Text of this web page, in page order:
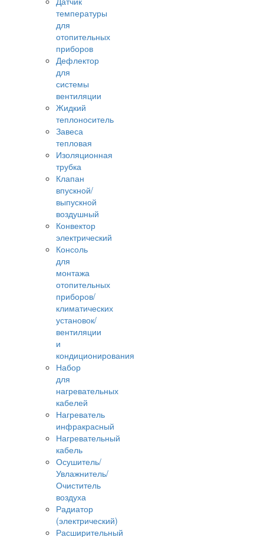
температуры
для
отопительных
приборов
Дефлектор
для
системы
вентиляции
Жидкий
теплоноситель
Завеса
тепловая
Изоляционная
трубка
Клапан
впускной/
выпускной
воздушный
Конвектор
электрический
Консоль
для
монтажа
отопительных
приборов/
климатических
установок/
вентиляции
и
кондиционирования
Набор
для
нагревательных
кабелей
Нагреватель
инфракрасный
Нагревательный
кабель
Осушитель/
Увлажнитель/
Очиститель
воздуха
Радиатор
(электрический)
Расширительный